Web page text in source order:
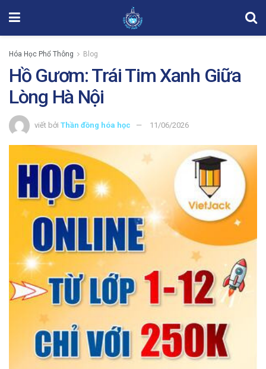
Hóa Học Phổ Thông Blog
Hồ Gươm: Trái Tim Xanh Giữa
Lòng Hà Nội
viết bởi Thần đồng hóa học 11/06/2026